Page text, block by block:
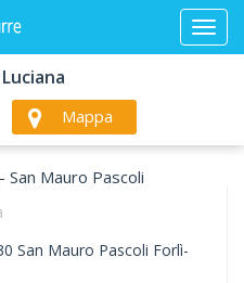
Mappa
San Mauro Pascoli
San Mauro Pascoli Forlì-